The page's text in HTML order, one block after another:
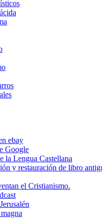
ebay
Google
la Lengua Castellana
y restauración de libro
el Cristianismo.